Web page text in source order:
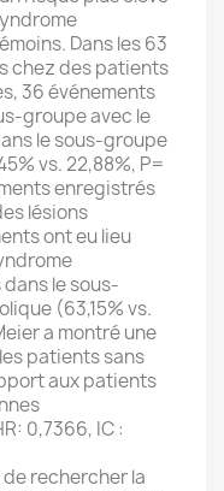
Dans les 63
chez des patients
36 événements
groupe avec le
le sous-groupe
vs. 22,88%, P=
enregistrés
lésions
ont eu lieu
le sous-
(63,15% vs.
a montré une
patients sans
aux patients
0,7366, IC :
rechercher la